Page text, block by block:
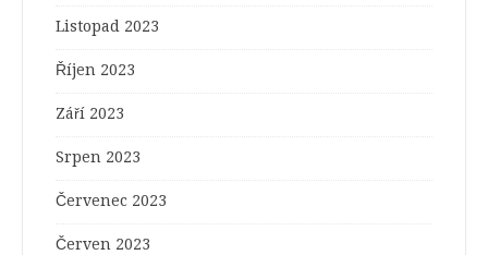
Listopad 2023
Říjen 2023
Září 2023
Srpen 2023
Červenec 2023
Červen 2023